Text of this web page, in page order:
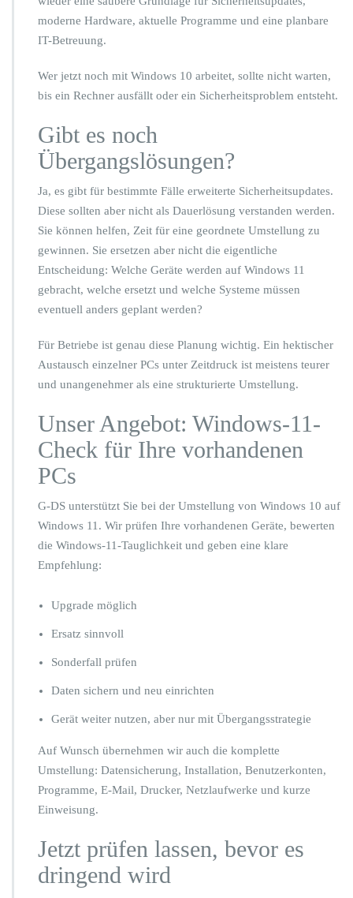
moderne Hardware, aktuelle Programme und eine planbare
IT-Betreuung.
Wer jetzt noch mit Windows 10 arbeitet, sollte nicht warten,
bis ein Rechner ausfällt oder ein Sicherheitsproblem entsteht.
Gibt es noch
Übergangslösungen?
Ja, es gibt für bestimmte Fälle erweiterte Sicherheitsupdates.
Diese sollten aber nicht als Dauerlösung verstanden werden.
Sie können helfen, Zeit für eine geordnete Umstellung zu
gewinnen. Sie ersetzen aber nicht die eigentliche
Entscheidung: Welche Geräte werden auf Windows 11
gebracht, welche ersetzt und welche Systeme müssen
eventuell anders geplant werden?
Für Betriebe ist genau diese Planung wichtig. Ein hektischer
Austausch einzelner PCs unter Zeitdruck ist meistens teurer
und unangenehmer als eine strukturierte Umstellung.
Unser Angebot: Windows-11-
Check für Ihre vorhandenen
PCs
G-DS unterstützt Sie bei der Umstellung von Windows 10 auf
Windows 11. Wir prüfen Ihre vorhandenen Geräte, bewerten
die Windows-11-Tauglichkeit und geben eine klare
Empfehlung:
Upgrade möglich
Ersatz sinnvoll
Sonderfall prüfen
Daten sichern und neu einrichten
Gerät weiter nutzen, aber nur mit Übergangsstrategie
Auf Wunsch übernehmen wir auch die komplette
Umstellung: Datensicherung, Installation, Benutzerkonten,
Programme, E-Mail, Drucker, Netzlaufwerke und kurze
Einweisung.
Jetzt prüfen lassen, bevor es
dringend wird